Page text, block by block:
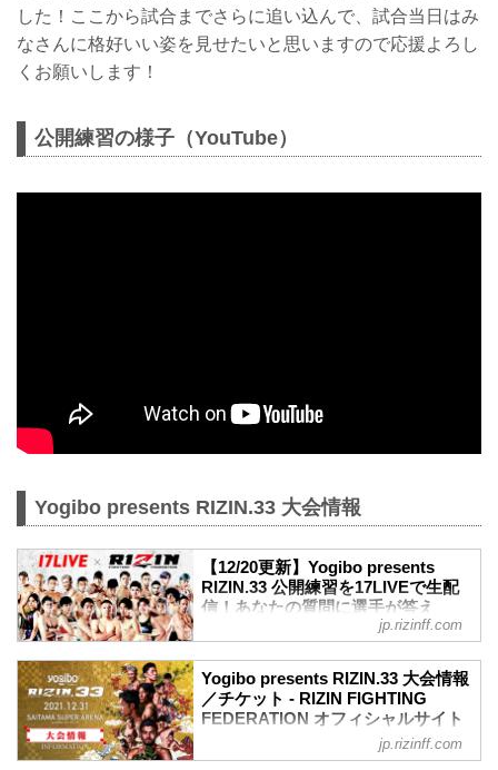
した！ここから試合までさらに追い込んで、試合当日はみ
なさんに格好いい姿を見せたいと思いますので応援よろし
くお願いします！
公開練習の様子（YouTube）
Yogibo presents RIZIN.33 大会情報
【12/20更新】Yogibo presents
RIZIN.33 公開練習を17LIVEで生配
信！あなたの質問に選手が答え
る？！ - RIZIN FIGHTING
FEDERATION オフィシャルサイト
12月31日（金）さいたまスーパーアリー
ナで開催されるYogibo presents RIZIN.33
の出場選手たちによる公開練習を、
17LIVEで生配信することが決定したぞ！
公開練習の様子はRIZIN FF 公式アカウン
jp.rizinff.com
Yogibo presents RIZIN.33 大会情報
／チケット - RIZIN FIGHTING
FEDERATION オフィシャルサイト
jp.rizinff.com